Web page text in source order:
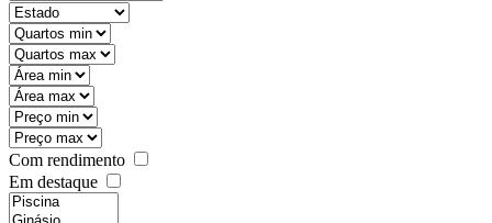
state
mintypo
maxtypo
minarea
maxarea
minprice
maxprice
Com rendimento
Em destaque
features